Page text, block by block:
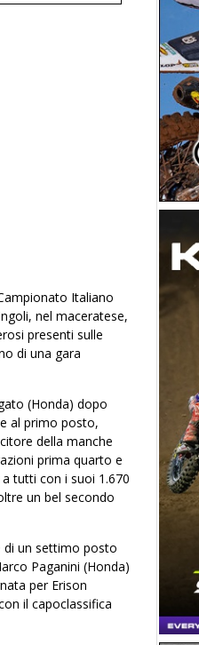
Italiano
nel maceratese,
presenti sulle
di una gara
(Honda) dopo
al primo posto,
della manche
prima quarto e
tutti con i suoi 1.670
un bel secondo
di un settimo posto
Paganini (Honda)
per Erison
il capoclassifica